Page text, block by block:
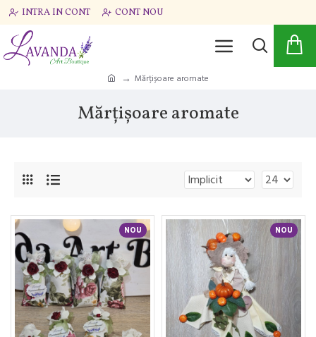
INTRA IN CONT CONT NOU
Mărțișoare aromate
Mărțișoare aromate
NOU NOU